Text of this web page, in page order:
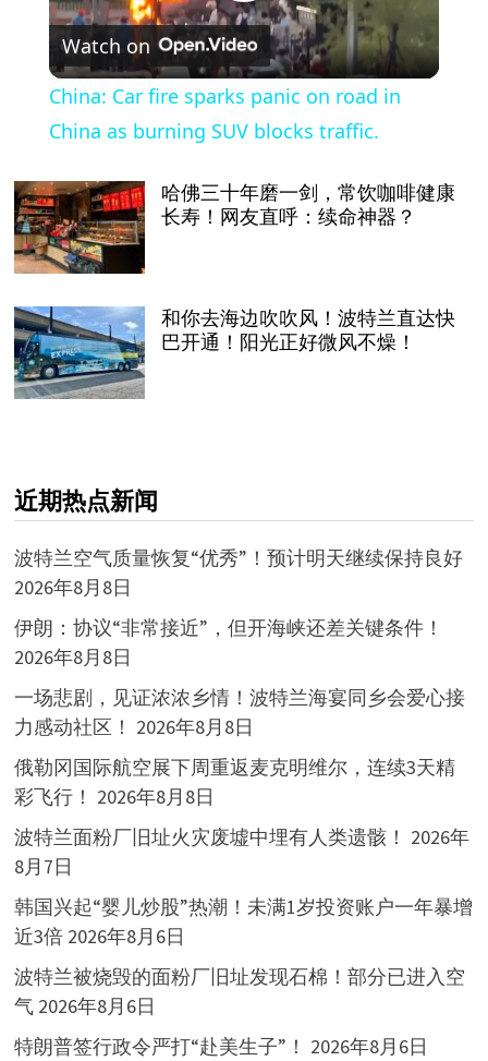
Video
Watch on
China: Car fire sparks panic on road in
China as burning SUV blocks traffic.
哈佛三十年磨一剑，常饮咖啡健康
长寿！网友直呼：续命神器？
和你去海边吹吹风！波特兰直达快
巴开通！阳光正好微风不燥！
近期热点新闻
波特兰空气质量恢复“优秀”！预计明天继续保持良好
2026年8月8日
伊朗：协议“非常接近”，但开海峡还差关键条件！
2026年8月8日
一场悲剧，见证浓浓乡情！波特兰海宴同乡会爱心接
力感动社区！ 2026年8月8日
俄勒冈国际航空展下周重返麦克明维尔，连续3天精
彩飞行！ 2026年8月8日
波特兰面粉厂旧址火灾废墟中埋有人类遗骸！ 2026年
8月7日
韩国兴起“婴儿炒股”热潮！未满1岁投资账户一年暴增
近3倍 2026年8月6日
波特兰被烧毁的面粉厂旧址发现石棉！部分已进入空
气 2026年8月6日
特朗普签行政令严打“赴美生子”！ 2026年8月6日